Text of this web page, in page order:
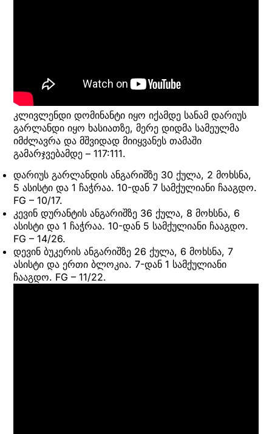
კლივლენდი დომინანტი იყო იქამდე სანამ დარიუს
გარლანდი იყო ხასიათზე, მერე დიდმა სამეულმა
იმძლავრა და მშვიდად მიიყვანეს თამაში
გამარჯვებამდე – 117:111.
დარიუს გარლანდის ანგარიშზე 30 ქულა, 2 მოხსნა,
5 ასისტი და 1 ჩაჭრაა. 10-დან 7 სამქულიანი ჩააგდო.
FG – 10/17.
კევინ დურანტის ანგარიშზე 36 ქულა, 8 მოხსნა, 6
ასისტი და 1 ჩაჭრაა. 10-დან 5 სამქულიანი ჩააგდო.
FG – 14/26.
დევინ ბუკერის ანგარიშზე 26 ქულა, 6 მოხსნა, 7
ასისტი და ერთი ბლოკია. 7-დან 1 სამქულიანი
ჩააგდო. FG – 11/22.